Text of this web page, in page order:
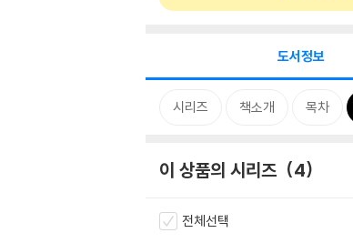
도서정보
시리즈 책소개 목차
이 상품의 시리즈 4
전체선택